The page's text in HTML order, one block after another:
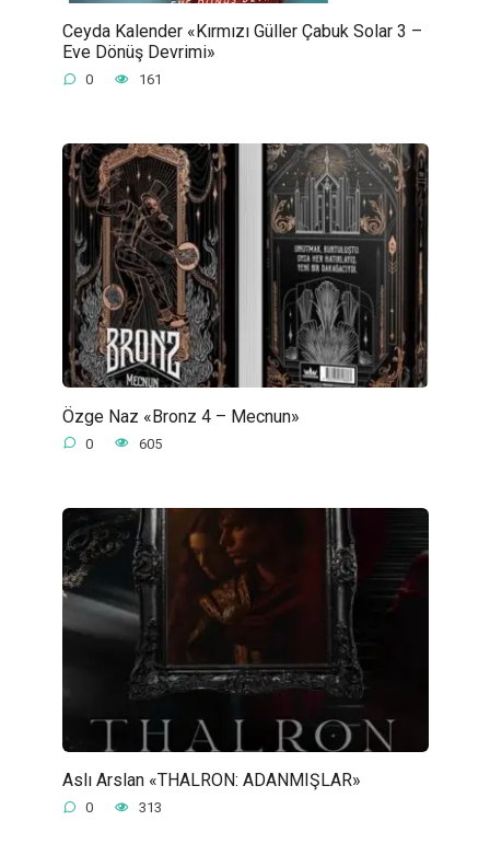
Ceyda Kalender «Kırmızı Güller Çabuk Solar 3 –
Eve Dönüş Devrimi»
0 161
Özge Naz «Bronz 4 – Mecnun»
0 605
Aslı Arslan «THALRON: ADANMIŞLAR»
0 313